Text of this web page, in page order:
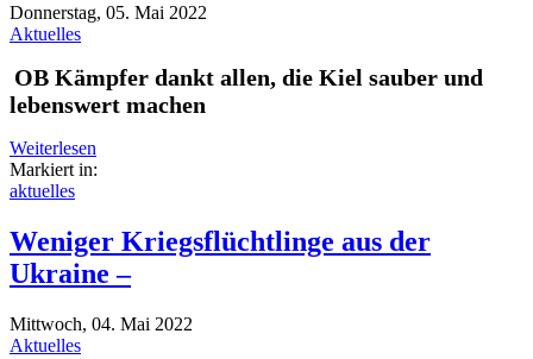
Donnerstag, 05. Mai 2022
Aktuelles
OB Kämpfer dankt allen, die Kiel sauber und
lebenswert machen
Weiterlesen
Markiert in:
aktuelles
Weniger Kriegsflüchtlinge aus der
Ukraine –
Mittwoch, 04. Mai 2022
Aktuelles